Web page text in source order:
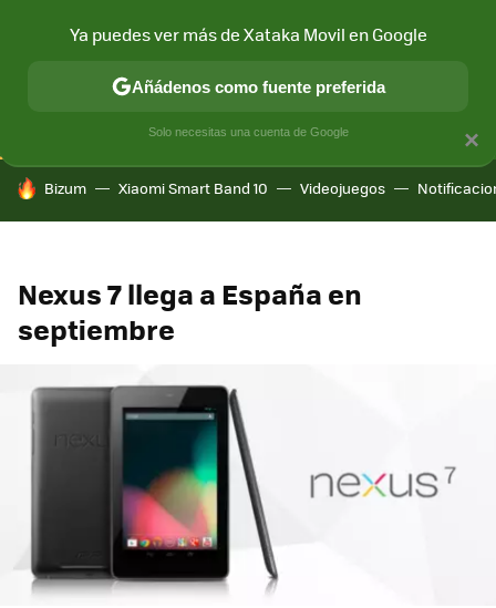
CONECTIVIDAD MÓVIL Y SOCIEDAD APLICACIONES
HOY SE HABLA DE
Bizum Xiaomi Smart Band 10 Videojuegos
Nexus 7 llega a España en
septiembre
×
Ya puedes ver más de Xataka Movil en Google
Añádenos como fuente preferida
Solo necesitas una cuenta de Google